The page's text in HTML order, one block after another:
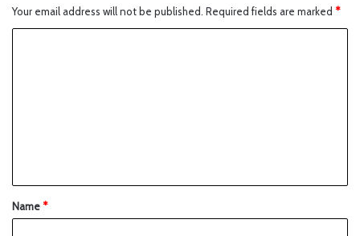
Your email address will not be published. Required fields are marked *
Name*